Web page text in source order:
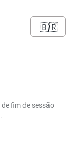
🇧🇷
fim de sessão